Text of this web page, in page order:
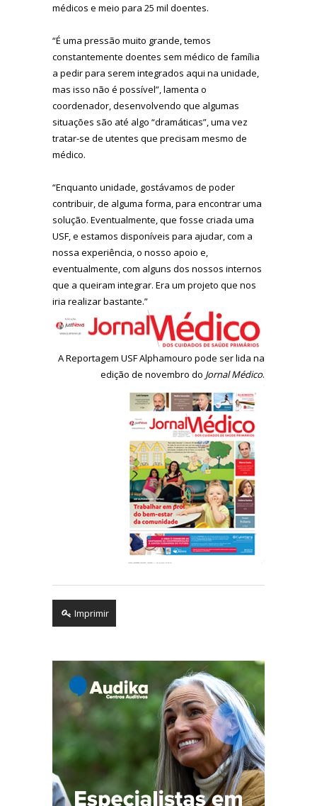
médicos e meio para 25 mil doentes.
“É uma pressão muito grande, temos
constantemente doentes sem médico de família
a pedir para serem integrados aqui na unidade,
mas isso não é possível”, lamenta o
coordenador, desenvolvendo que algumas
situações são até algo “dramáticas”, uma vez
tratar-se de utentes que precisam mesmo de
médico.
“Enquanto unidade, gostávamos de poder
contribuir, de alguma forma, para encontrar uma
solução. Eventualmente, que fosse criada uma
USF, e estamos disponíveis para ajudar, com a
nossa experiência, o nosso apoio e,
eventualmente, com alguns dos nossos internos
que a queiram integrar. Era um projeto que nos
iria realizar bastante.”
A Reportagem USF Alphamouro pode ser lida na
edição de novembro do Jornal Médico.
Imprimir